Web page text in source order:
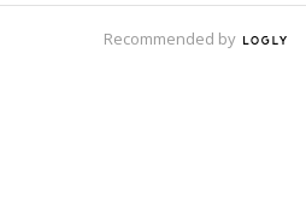
Recommended by